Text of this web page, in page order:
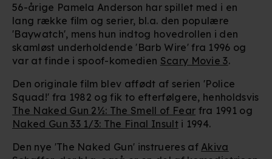
56-årige Pamela Anderson har spillet med i en
lang række film og serier, bl.a. den populære
'Baywatch', mens hun indtog hovedrollen i den
skamløst underholdende 'Barb Wire' fra 1996 og
var at finde i spoof-komedien Scary Movie 3.
Den originale film blev affødt af serien 'Police
Squad!' fra 1982 og fik to efterfølgere, henholdsvis
The Naked Gun 2½: The Smell of Fear fra 1991 og
Naked Gun 33 1/3: The Final Insulti 1994.
Den nye 'The Naked Gun' instrueres af Akiva